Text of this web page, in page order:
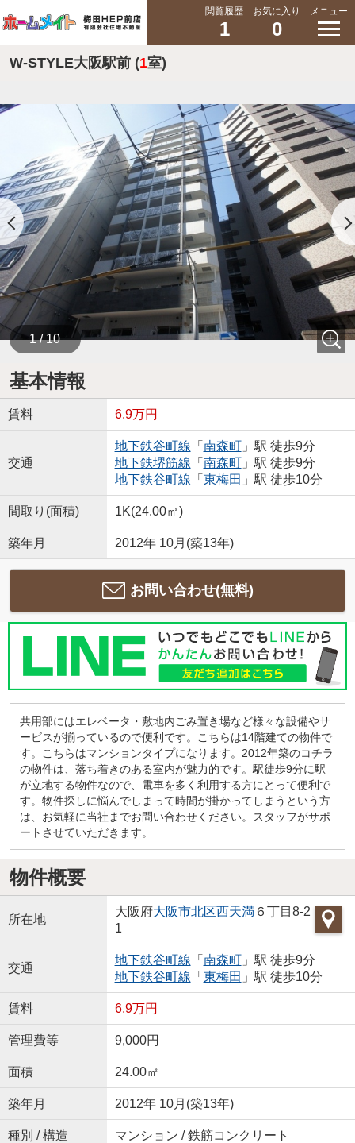
閲覧履歴
1
お気に入り
0
メニュー
W-STYLE大阪駅前 (1室)
1 / 10
基本情報
賃料 6.9万円
交通
地下鉄谷町線 「 南森町」駅 徒歩9分
地下鉄堺筋線 「 南森町」駅 徒歩9分
地下鉄谷町線 「 東梅田 」駅 徒歩10分
間取り(面積) 1K(24.00㎡)
築年月 2012年 10月(築13年)
お問い合わせ(無料)
共用部にはエレベータ・敷地内ごみ置き場など様々な設備やサ
ービスが揃っているので便利です。こちらは14階建ての物件で
す。こちらはマンションタイプになります。2012年築のコチラ
の物件は、落ち着きのある室内が魅力的です。駅徒歩9分に駅
が立地する物件なので、電車を多く利用する方にとって便利で
す。物件探しに悩んでしまって時間が掛かってしまうという方
は、お気軽に当社までお問い合わせください。スタッフがサポ
ートさせていただきます。
物件概要
所在地
大阪府大阪市北区西天満６丁目8-2
1
交通
地下鉄谷町線 「 南森町」駅 徒歩9分
地下鉄谷町線 「 東梅田 」駅 徒歩10分
賃料 6.9万円
管理費等 9,000円
面積 24.00㎡
築年月 2012年 10月(築13年)
種別 / 構造 マンション / 鉄筋コンクリート